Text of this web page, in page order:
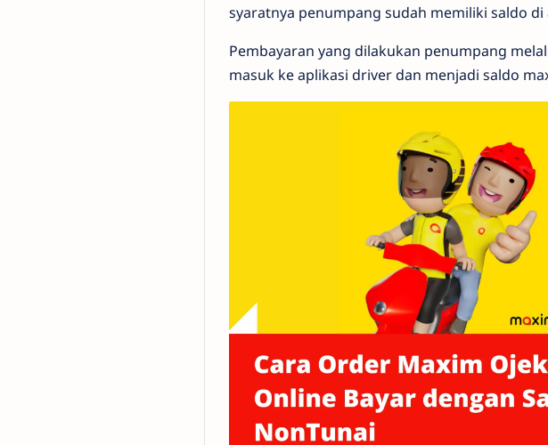
syaratnya penumpang sudah memiliki saldo
Pembayaran yang dilakukan penumpang
masuk ke aplikasi driver dan menjadi saldo